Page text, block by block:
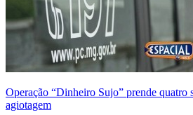
Operação “Dinheiro Sujo” prende quatro
agiotagem